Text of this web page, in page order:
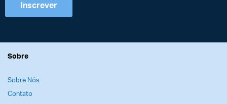
Inscrever
Sobre
Sobre Nós
Contato